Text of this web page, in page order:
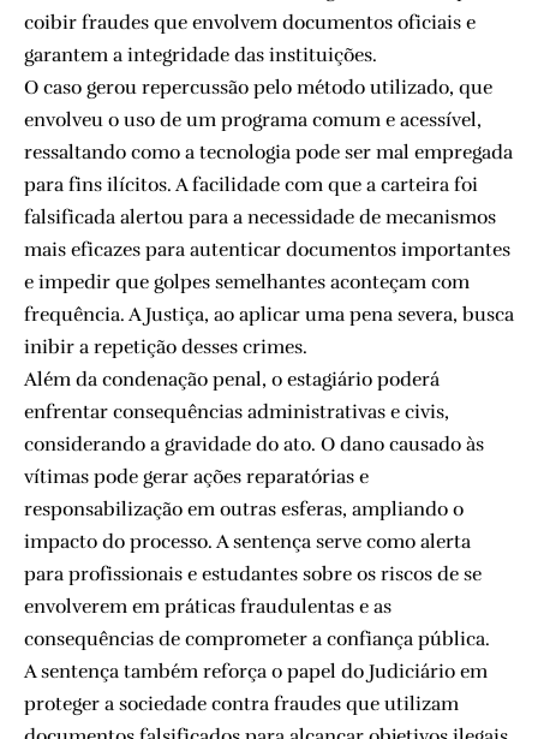
coibir fraudes que envolvem documentos oficiais e
garantem a integridade das instituições.
O caso gerou repercussão pelo método utilizado, que
envolveu o uso de um programa comum e acessível,
ressaltando como a tecnologia pode ser mal empregada
para fins ilícitos. A facilidade com que a carteira foi
falsificada alertou para a necessidade de mecanismos
mais eficazes para autenticar documentos importantes
e impedir que golpes semelhantes aconteçam com
frequência. A Justiça, ao aplicar uma pena severa, busca
inibir a repetição desses crimes.
Além da condenação penal, o estagiário poderá
enfrentar consequências administrativas e civis,
considerando a gravidade do ato. O dano causado às
vítimas pode gerar ações reparatórias e
responsabilização em outras esferas, ampliando o
impacto do processo. A sentença serve como alerta
para profissionais e estudantes sobre os riscos de se
envolverem em práticas fraudulentas e as
consequências de comprometer a confiança pública.
A sentença também reforça o papel do Judiciário em
proteger a sociedade contra fraudes que utilizam